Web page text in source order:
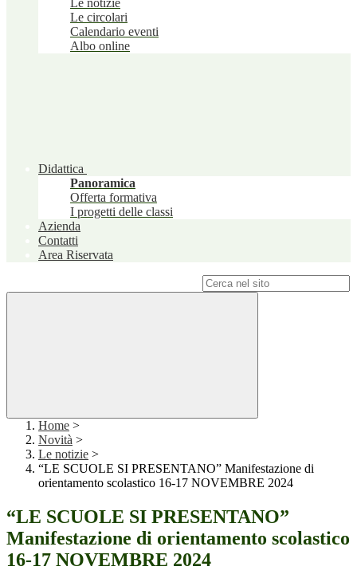
Le notizie
Le circolari
Calendario eventi
Albo online
Didattica
Panoramica
Offerta formativa
I progetti delle classi
Azienda
Contatti
Area Riservata
Home >
Novità >
Le notizie >
“LE SCUOLE SI PRESENTANO” Manifestazione di
orientamento scolastico 16-17 NOVEMBRE 2024
“LE SCUOLE SI PRESENTANO”
Manifestazione di orientamento scolastico
16-17 NOVEMBRE 2024